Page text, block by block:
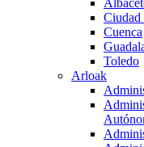
Ciudad
Cuenca
Toledo
Arloak